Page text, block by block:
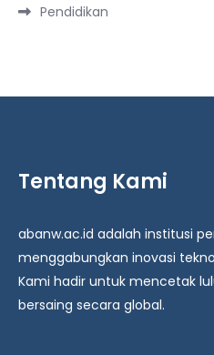
Pendidikan
Tentang Kami
abanw.ac.id adalah institusi
menggabungkan inovasi
Kami hadir untuk mencetak
bersaing secara global.